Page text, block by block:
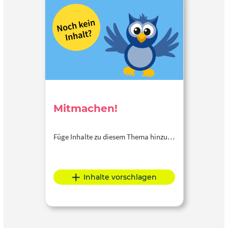
Mitmachen!
Füge Inhalte zu diesem Thema hinzu…
Inhalte vorschlagen